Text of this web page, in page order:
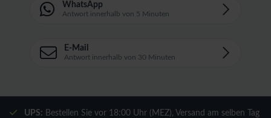
WhatsApp
Antwort innerhalb von 5 Minuten
E-Mail
Antwort innerhalb von 30 Minuten
UPS: Bestellen Sie vor 18:00 Uhr (MEZ), Versand am selben Tag